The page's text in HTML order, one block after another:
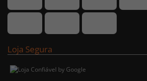
Loja Segura